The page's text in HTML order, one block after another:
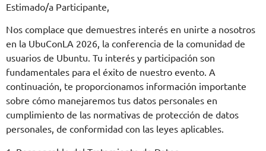
Estimado/a Participante,
Nos complace que demuestres interés en unirte a nosotros
en la UbuConLA 2026, la conferencia de la comunidad de
usuarios de Ubuntu. Tu interés y participación son
fundamentales para el éxito de nuestro evento. A
continuación, te proporcionamos información importante
sobre cómo manejaremos tus datos personales en
cumplimiento de las normativas de protección de datos
personales, de conformidad con las leyes aplicables.